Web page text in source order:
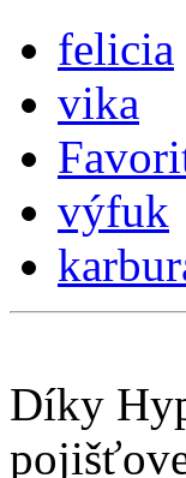
felicia
vika
výfuk
Díky